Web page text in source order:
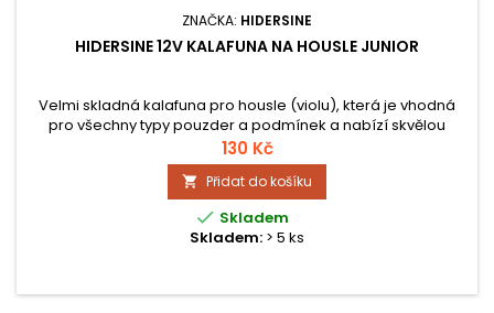
ZNAČKA: HIDERSINE
HIDERSINE 12V KALAFUNA NA HOUSLE JUNIOR
Velmi skladná kalafuna pro housle (violu), která je vhodná
pro všechny typy pouzder a podmínek a nabízí skvělou
rovnováhu přilnavosti a snadného použití - (Grip Profile
Hodnocení: GPR # 4) - což je ideální pro mladší hráče.
130 Kč
 Přidat do košíku
 Skladem
Skladem: > 5 ks